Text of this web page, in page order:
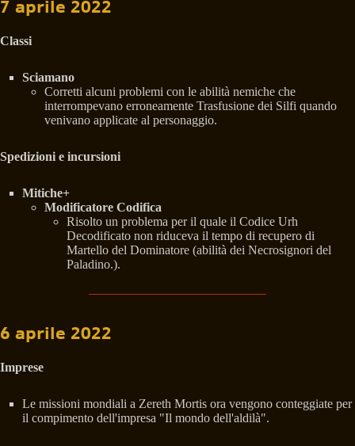
7 aprile 2022
Classi
Sciamano
Corretti alcuni problemi con le abilità nemiche che
interrompevano erroneamente Trasfusione dei Silfi quando
venivano applicate al personaggio.
Spedizioni e incursioni
Mitiche+
Modificatore Codifica
Risolto un problema per il quale il Codice Urh
Decodificato non riduceva il tempo di recupero di
Martello del Dominatore (abilità dei Necrosignori del
Paladino.).
6 aprile 2022
Imprese
Le missioni mondiali a Zereth Mortis ora vengono conteggiate per
il compimento dell'impresa "Il mondo dell'aldilà".